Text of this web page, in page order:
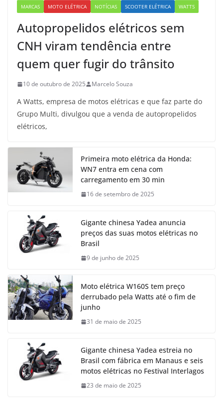
MARCAS MOTO ELÉTRICA NOTÍCIAS SCOOTER ELÉTRICA WATTS
Autopropelidos elétricos sem
CNH viram tendência entre
quem quer fugir do trânsito
10 de outubro de 2025 Marcelo Souza
A Watts, empresa de motos elétricas e que faz parte do
Grupo Multi, divulgou que a venda de autopropelidos
elétricos,
Primeira moto elétrica da Honda:
WN7 entra em cena com
carregamento em 30 min
16 de setembro de 2025
Gigante chinesa Yadea anuncia
preços das suas motos elétricas no
Brasil
9 de junho de 2025
Moto elétrica W160S tem preço
derrubado pela Watts até o fim de
junho
31 de maio de 2025
Gigante chinesa Yadea estreia no
Brasil com fábrica em Manaus e seis
motos elétricas no Festival Interlagos
23 de maio de 2025